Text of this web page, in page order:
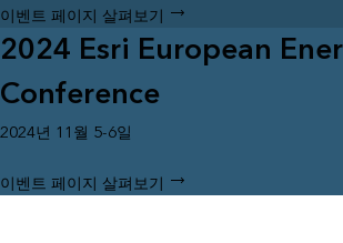
이벤트 페이지 살펴보기
2024 Esri European
Conference
2024년 11월 5-6일
이벤트 페이지 살펴보기